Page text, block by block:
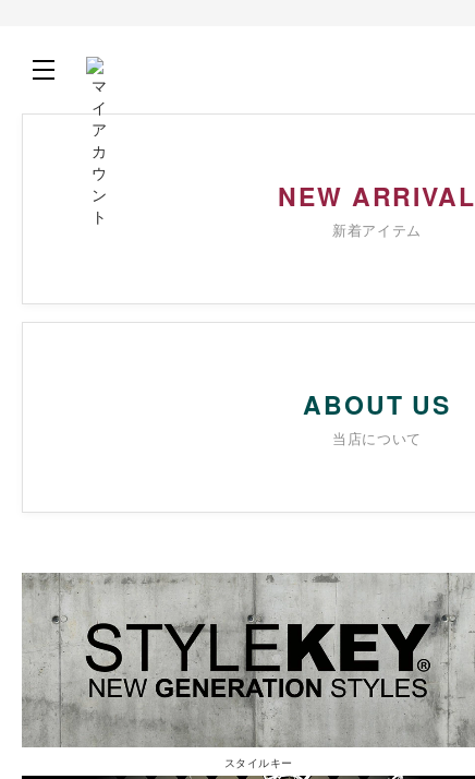
NEW ARRIVAL
新着アイテム
ABOUT US
当店について
スタイルキー